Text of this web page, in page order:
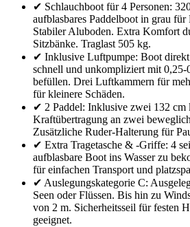
✔ Schlauchboot für 4 Personen:
aufblasbares Paddelboot in grau
Stabiler Aluboden. Extra Komfort
Sitzbänke. Traglast 505 kg.
✔ Inklusive Luftpumpe: Boot direkt
schnell und unkompliziert mit
befüllen. Drei Luftkammern für
für kleinere Schäden.
✔ 2 Paddel: Inklusive zwei 132 cm
Kraftübertragung an zwei
Zusätzliche Ruder-Halterung für
✔ Extra Tragetasche & -Griffe: 4
aufblasbare Boot ins Wasser zu
für einfachen Transport und
✔ Auslegungskategorie C:
Seen oder Flüssen. Bis hin zu
von 2 m. Sicherheitsseil für festen
geeignet.